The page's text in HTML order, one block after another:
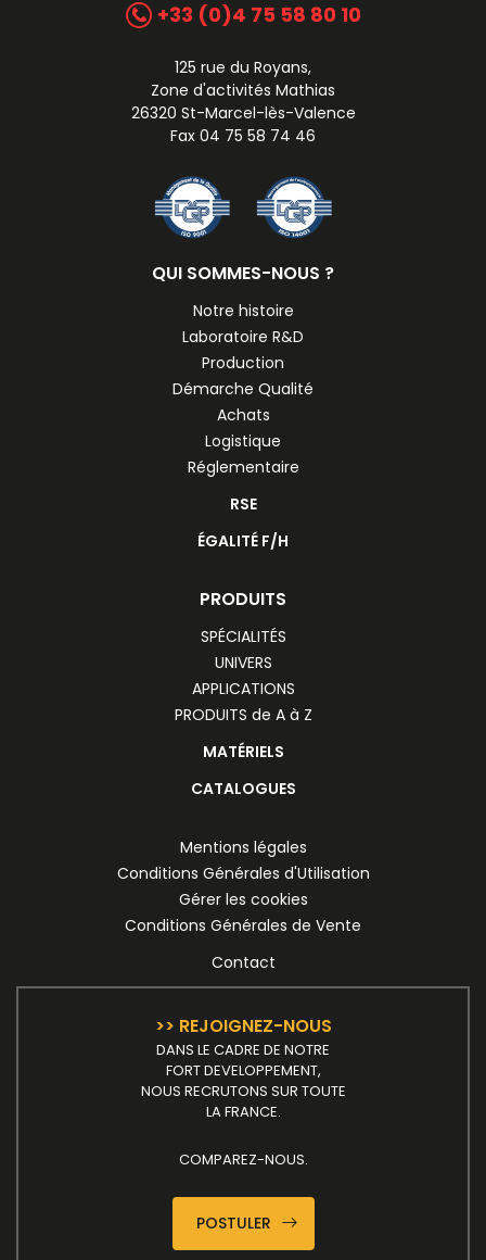
+33 (0)4 75 58 80 10
125 rue du Royans,
Zone d'activités Mathias
26320 St-Marcel-lès-Valence
Fax 04 75 58 74 46
QUI SOMMES-NOUS ?
Notre histoire
Laboratoire R&D
Production
Démarche Qualité
Achats
Logistique
Réglementaire
RSE
ÉGALITÉ F/H
PRODUITS
SPÉCIALITÉS
UNIVERS
APPLICATIONS
PRODUITS de A à Z
MATÉRIELS
CATALOGUES
Mentions légales
Conditions Générales d'Utilisation
Gérer les cookies
Conditions Générales de Vente
Contact
>> REJOIGNEZ-NOUS
DANS LE CADRE DE NOTRE
FORT DEVELOPPEMENT,
NOUS RECRUTONS SUR TOUTE
LA FRANCE.
COMPAREZ-NOUS.
POSTULER